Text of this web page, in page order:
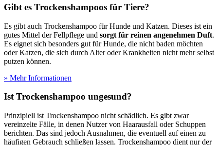
Gibt es Trockenshampoos für Tiere?
Es gibt auch Trockenshampoo für Hunde und Katzen. Dieses ist ein
gutes Mittel der Fellpflege und sorgt für reinen angenehmen Duft.
Es eignet sich besonders gut für Hunde, die nicht baden möchten
oder Katzen, die sich durch Alter oder Krankheiten nicht mehr selbst
putzen können.
» Mehr Informationen
Ist Trockenshampoo ungesund?
Prinzipiell ist Trockenshampoo nicht schädlich. Es gibt zwar
vereinzelte Fälle, in denen Nutzer von Haarausfall oder Schuppen
berichten. Das sind jedoch Ausnahmen, die eventuell auf einen zu
häufigen Gebrauch schließen lassen. Trockenshampoo dient nur der